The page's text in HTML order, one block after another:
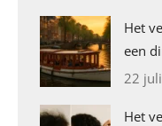
Het
een
22
Het